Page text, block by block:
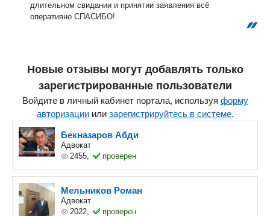
длительном свидании и принятии заявления всё
оперативно СПАСИБО!
Новые отзывы могут добавлять только
зарегистрированные пользователи
Войдите в личный кабинет портала, используя форму
авторизацииили зарегистрируйтесь в системе.
Бекназаров Абди
Адвокат
2455,
проверен
Мельников Роман
Адвокат
2022,
проверен